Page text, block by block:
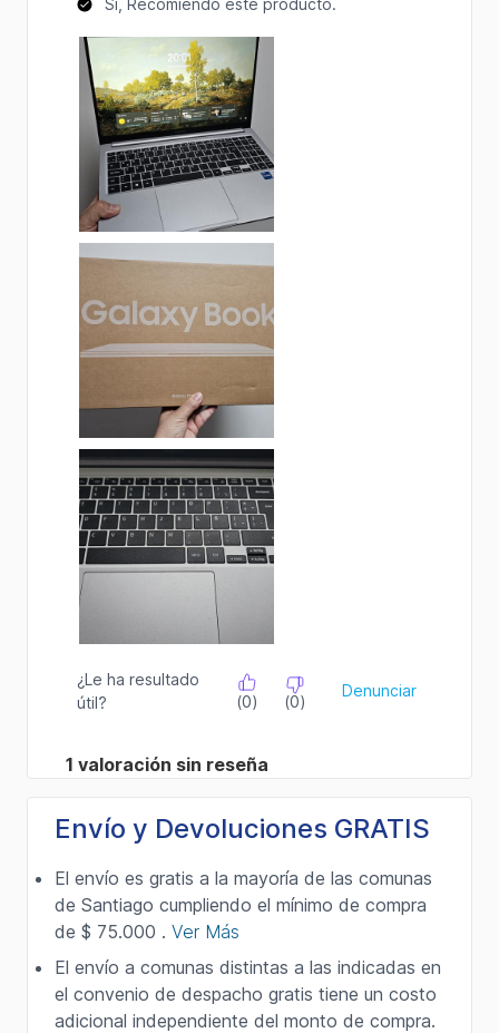
Envío y Devoluciones GRATIS
El envío es gratis a la mayoría de las comunas
de Santiago cumpliendo el mínimo de compra
de $ 75.000 . Ver Más
El envío a comunas distintas a las indicadas en
el convenio de despacho gratis tiene un costo
adicional independiente del monto de compra.